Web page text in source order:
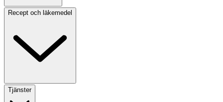
Recept och läkemedel
Tjänster